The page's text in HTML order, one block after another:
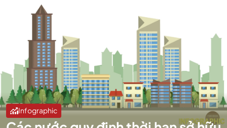
Infographic